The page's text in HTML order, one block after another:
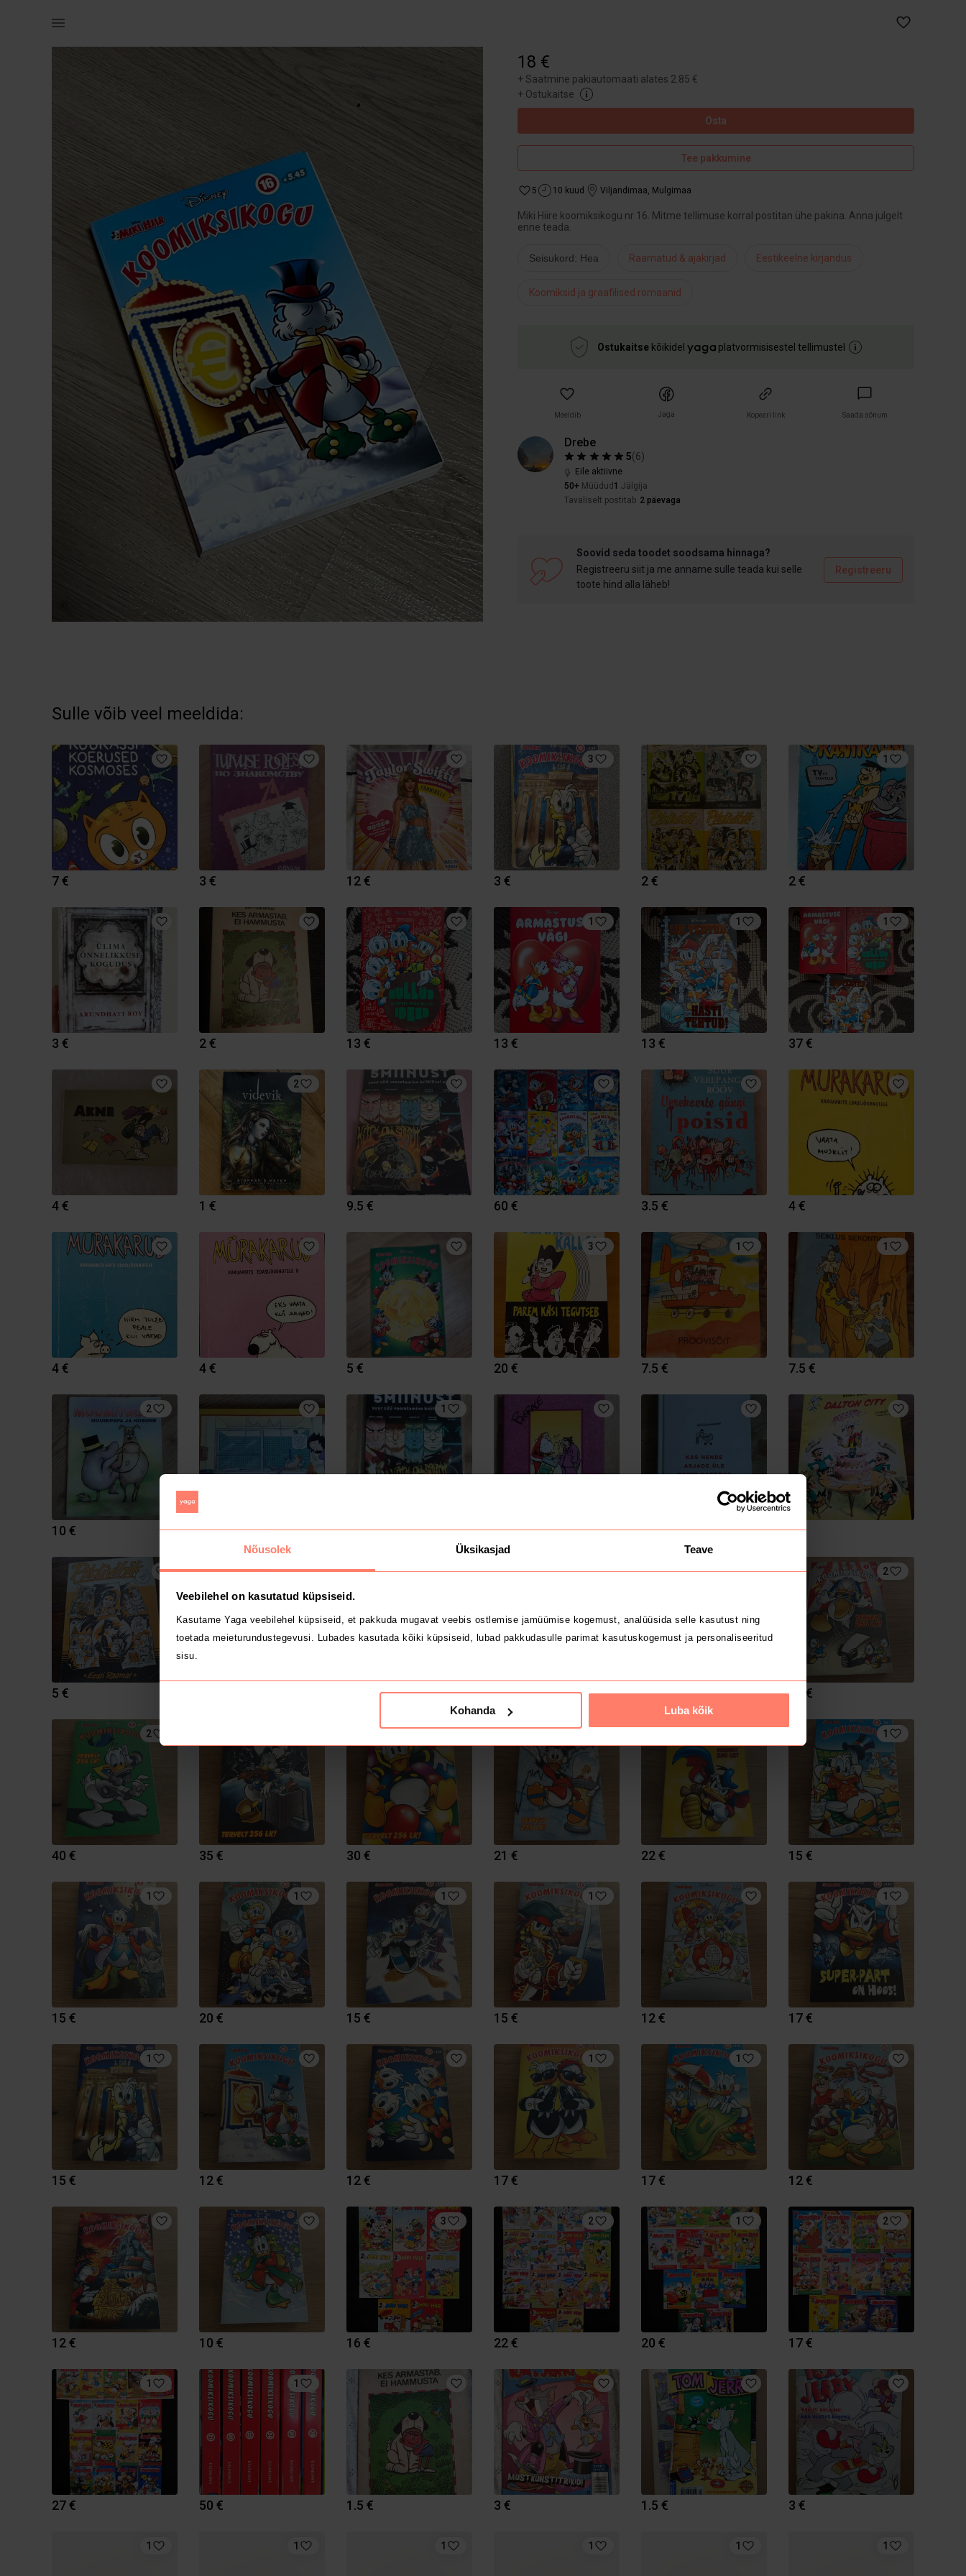
Nõusolek Üksikasjad Teave
Veebilehel on kasutatud küpsiseid.
Kasutame Yaga veebilehel küpsiseid, et pakkuda mugavat veebis ostlemise jamüümise kogemust, analüüsida selle kasutust ning
toetada meieturundustegevusi. Lubades kasutada kõiki küpsiseid, lubad pakkudasulle parimat kasutuskogemust ja personaliseeritud
sisu.
Kohanda Luba kõik
18 €
+Saatmine pakiautomaati alates 2.85 €
+ Ostukaitse
Osta
Tee pakkumine
5 10 kuud Viljandimaa, Mulgimaa
Miki Hiire koomiksikogu nr 16. Mitme tellimuse korral postitan ühe pakina. Anna julgelt
enne teada.
Seisukord: Hea Raamatud & ajakirjad Eestikeelne kirjandus
Koomiksid ja graafilised romaanid
Ostukaitse kõikidel platvormisisestel tellimustel
Meeldib Jaga Kopeeri link Saada sõnum
Drebe
5(6)
Eile aktiivne
50+ Müüdud 1 Jälgija
Tavaliselt postitab 2 päevaga
Soovid seda toodet soodsama hinnaga?
Registreeru siit ja me anname sulle teada kui selle
toote hind alla läheb!
Registreeru
Sulle võib veel meeldida:
7 € 3 € 12 €
3
3 € 2 €
1
2 €
3 € 2 € 13 €
1
13 €
1
13 €
1
37 €
4 €
2
1 € 9.5 € 60 € 3.5 € 4 €
4 € 4 € 5 €
3
20 €
1
7.5 €
1
7.5 €
2
10 € 5 €
1
4 € 5 € 5 € 6 €
5 €
4
7 €
1
25 €
2
65 €
2
40 € 35 € 30 € 21 € 22 €
1
15 €
1
15 €
1
20 €
1
15 €
1
15 € 12 €
1
17 €
1
15 € 12 € 12 €
1
17 €
1
17 € 12 €
12 € 10 €
3
16 €
2
22 €
1
20 €
2
17 €
1
27 €
1
50 € 1.5 € 3 € 1.5 € 3 €
1 1 1 1 1 1